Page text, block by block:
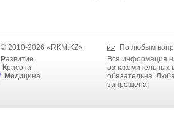
© 2010-2026 «RKM.KZ»
Развитие
Красота
Медицина
По любым
Вся информация
ознакомительных
обязательна.
запрещена!